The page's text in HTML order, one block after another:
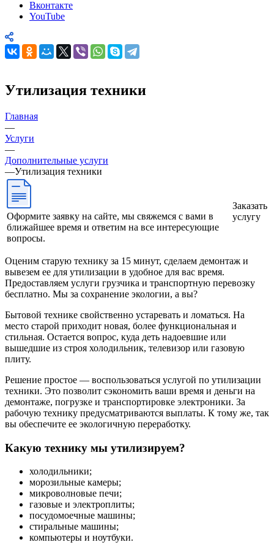
Вконтакте
YouTube
Утилизация техники
Главная
—
Услуги
—
Дополнительные услуги
—Утилизация техники
Оформите заявку на сайте, мы свяжемся с вами в
ближайшее время и ответим на все интересующие
вопросы.
Заказать
услугу
Оценим старую технику за 15 минут, сделаем демонтаж и
вывезем ее для утилизации в удобное для вас время.
Предоставляем услуги грузчика и транспортную перевозку
бесплатно. Мы за сохранение экологии, а вы?
Бытовой технике свойственно устаревать и ломаться. На
место старой приходит новая, более функциональная и
стильная. Остается вопрос, куда деть надоевшие или
вышедшие из строя холодильник, телевизор или газовую
плиту.
Решение простое — воспользоваться услугой по утилизации
техники. Это позволит сэкономить ваши время и деньги на
демонтаже, погрузке и транспортировке электроники. За
рабочую технику предусматриваются выплаты. К тому же, так
вы обеспечите ее экологичную переработку.
Какую технику мы утилизируем?
холодильники;
морозильные камеры;
микроволновые печи;
газовые и электроплиты;
посудомоечные машины;
стиральные машины;
компьютеры и ноутбуки.